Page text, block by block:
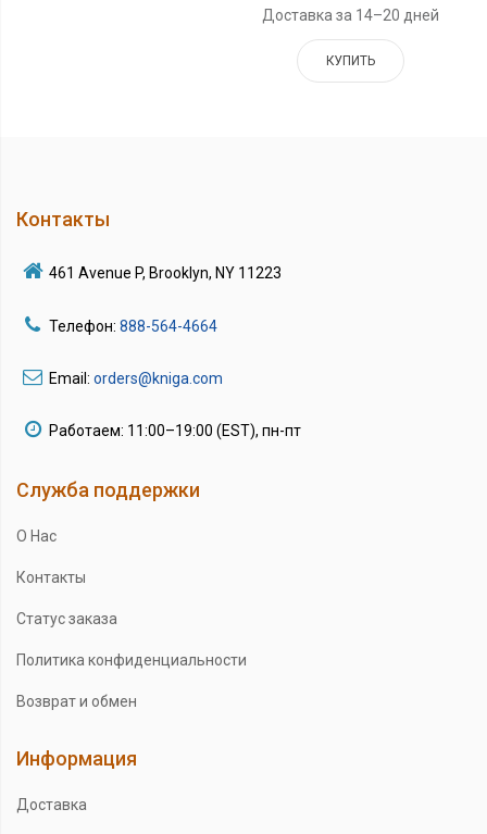
Доставка за 14–20 дней
КУПИТЬ
Контакты
461 Avenue P, Brooklyn, NY 11223
Телефон: 888-564-4664
Email: orders@kniga.com
Работаем: 11:00–19:00 (EST), пн-пт
Служба поддержки
О Нас
Контакты
Статус заказа
Политика конфиденциальности
Возврат и обмен
Информация
Доставка